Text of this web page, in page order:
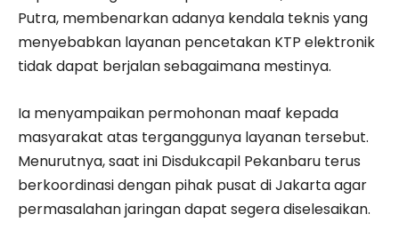
Putra, membenarkan adanya kendala teknis yang
menyebabkan layanan pencetakan KTP elektronik
tidak dapat berjalan sebagaimana mestinya.
Ia menyampaikan permohonan maaf kepada
masyarakat atas terganggunya layanan tersebut.
Menurutnya, saat ini Disdukcapil Pekanbaru terus
berkoordinasi dengan pihak pusat di Jakarta agar
permasalahan jaringan dapat segera diselesaikan.